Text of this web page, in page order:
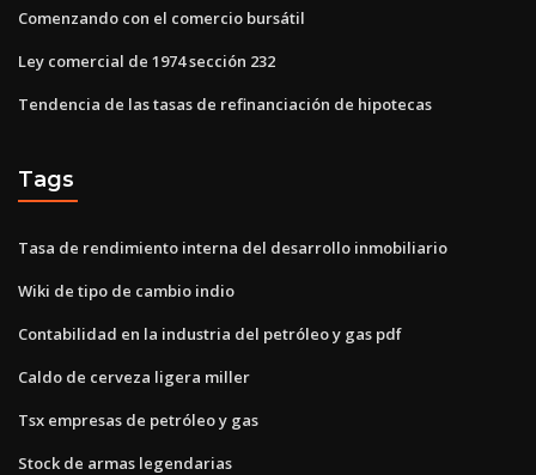
Comenzando con el comercio bursátil
Ley comercial de 1974 sección 232
Tendencia de las tasas de refinanciación de hipotecas
Tags
Tasa de rendimiento interna del desarrollo inmobiliario
Wiki de tipo de cambio indio
Contabilidad en la industria del petróleo y gas pdf
Caldo de cerveza ligera miller
Tsx empresas de petróleo y gas
Stock de armas legendarias